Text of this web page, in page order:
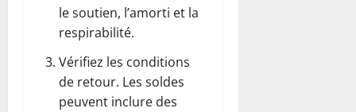
le soutien, l’amorti et la
respirabilité.
Vérifiez les conditions
de retour. Les soldes
peuvent inclure des